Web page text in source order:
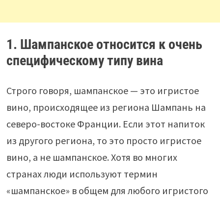
1. Шампанское относится к очень
специфическому типу вина
Строго говоря, шампанское — это игристое
вино, происходящее из региона Шампань на
северо-востоке Франции. Если этот напиток
из другого региона, то это просто игристое
вино, а не шампанское. Хотя во многих
странах люди используют термин
«шампанское» в общем для любого игристого